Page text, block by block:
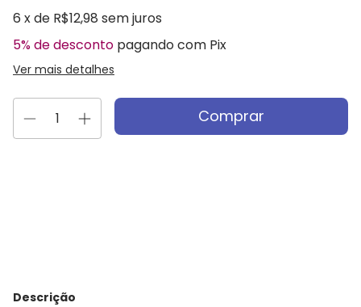
6 x de R$12,98 sem juros
5% de desconto pagando com Pix
Ver mais detalhes
Descrição